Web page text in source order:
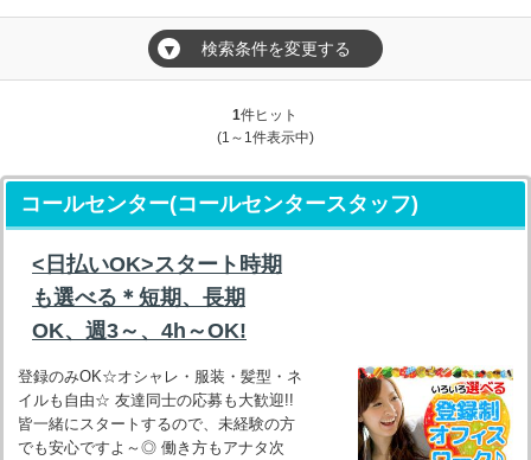
▼ 検索条件を変更する
1件ヒット
(1～1件表示中)
コールセンター(コールセンタースタッフ)
<日払いOK>スタート時期
も選べる＊短期、長期
OK、週3～、4h～OK!
登録のみOK☆オシャレ・服装・髪型・ネ
イルも自由☆ 友達同士の応募も大歓迎!!
皆一緒にスタートするので、未経験の方
でも安心ですよ～◎ 働き方もアナタ次